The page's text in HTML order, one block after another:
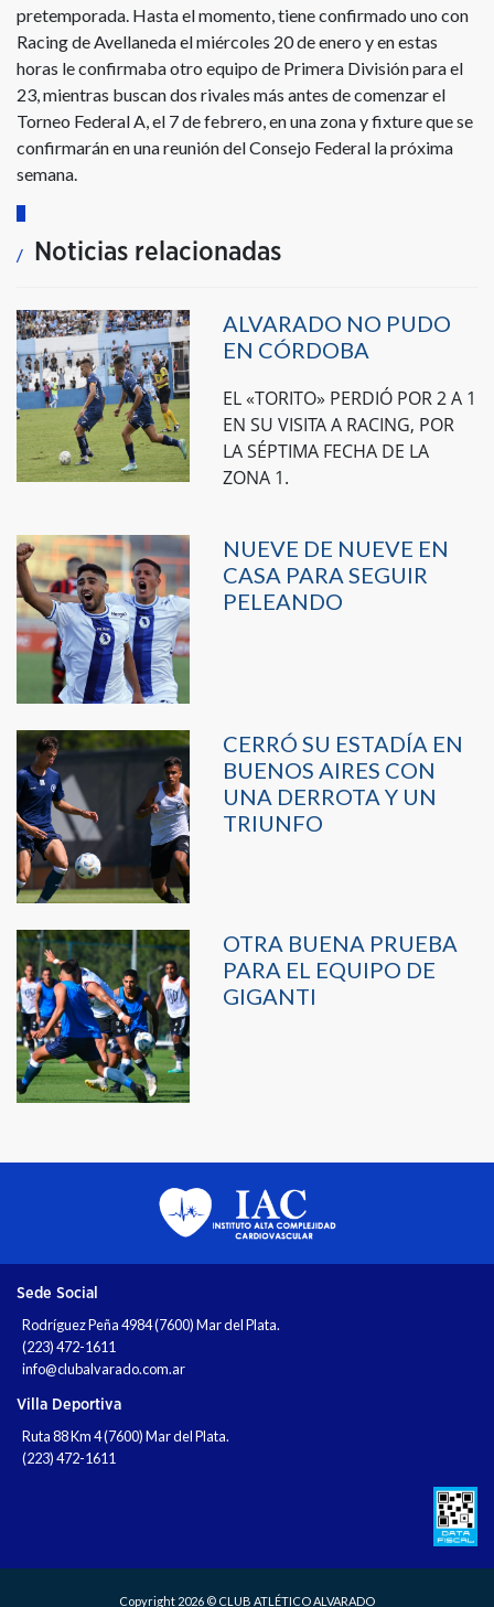
pretemporada. Hasta el momento, tiene confirmado uno con
Racing de Avellaneda el miércoles 20 de enero y en estas
horas le confirmaba otro equipo de Primera División para el
23, mientras buscan dos rivales más antes de comenzar el
Torneo Federal A, el 7 de febrero, en una zona y fixture que se
confirmarán en una reunión del Consejo Federal la próxima
semana.
Noticias relacionadas
ALVARADO NO PUDO
EN CÓRDOBA
EL «TORITO» PERDIÓ POR 2 A 1
EN SU VISITA A RACING, POR
LA SÉPTIMA FECHA DE LA
ZONA 1.
NUEVE DE NUEVE EN
CASA PARA SEGUIR
PELEANDO
CERRÓ SU ESTADÍA EN
BUENOS AIRES CON
UNA DERROTA Y UN
TRIUNFO
OTRA BUENA PRUEBA
PARA EL EQUIPO DE
GIGANTI
Sede Social
Rodríguez Peña 4984 (7600) Mar del Plata.
(223) 472-1611
info@clubalvarado.com.ar
Villa Deportiva
Ruta 88 Km 4 (7600) Mar del Plata.
(223) 472-1611
Copyright 2026 © CLUB ATLÉTICO ALVARADO